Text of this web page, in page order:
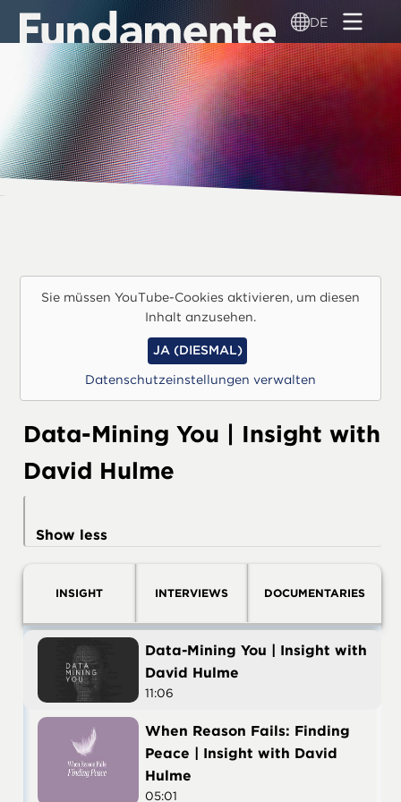
Direkt
zum
DE
Sie müssen YouTube-Cookies aktivieren, um diesen
Inhalt anzusehen.
JA (DIESMAL)
Datenschutzeinstellungen verwalten
Data-Mining You | Insight with
David Hulme
Show less
INSIGHT INTERVIEWS DOCUMENTARIES
Data-Mining You | Insight with
David Hulme
11:06
When Reason Fails: Finding
Peace | Insight with David
Hulme
05:01